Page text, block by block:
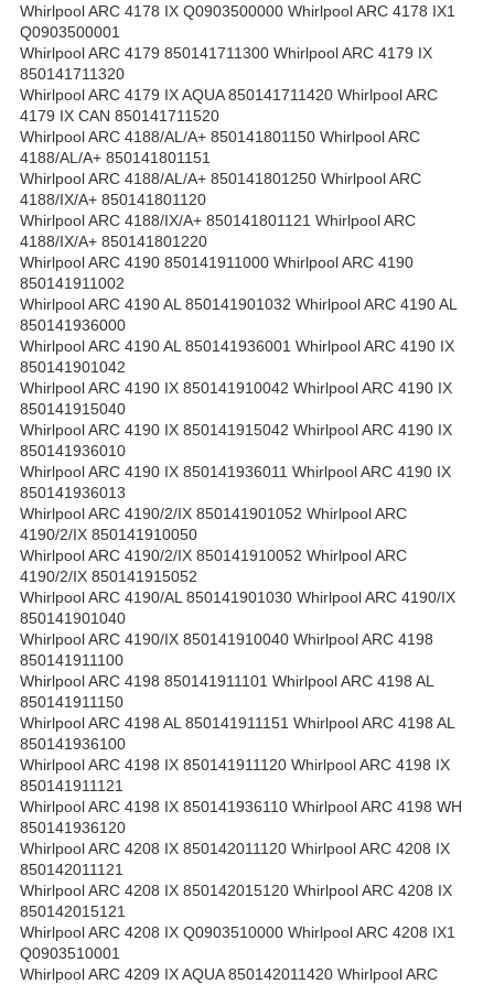
Whirlpool ARC 4178 IX Q0903500000 Whirlpool ARC 4178 IX1
Q0903500001
Whirlpool ARC 4179 850141711300 Whirlpool ARC 4179 IX
850141711320
Whirlpool ARC 4179 IX AQUA 850141711420 Whirlpool ARC
4179 IX CAN 850141711520
Whirlpool ARC 4188/AL/A+ 850141801150 Whirlpool ARC
4188/AL/A+ 850141801151
Whirlpool ARC 4188/AL/A+ 850141801250 Whirlpool ARC
4188/IX/A+ 850141801120
Whirlpool ARC 4188/IX/A+ 850141801121 Whirlpool ARC
4188/IX/A+ 850141801220
Whirlpool ARC 4190 850141911000 Whirlpool ARC 4190
850141911002
Whirlpool ARC 4190 AL 850141901032 Whirlpool ARC 4190 AL
850141936000
Whirlpool ARC 4190 AL 850141936001 Whirlpool ARC 4190 IX
850141901042
Whirlpool ARC 4190 IX 850141910042 Whirlpool ARC 4190 IX
850141915040
Whirlpool ARC 4190 IX 850141915042 Whirlpool ARC 4190 IX
850141936010
Whirlpool ARC 4190 IX 850141936011 Whirlpool ARC 4190 IX
850141936013
Whirlpool ARC 4190/2/IX 850141901052 Whirlpool ARC
4190/2/IX 850141910050
Whirlpool ARC 4190/2/IX 850141910052 Whirlpool ARC
4190/2/IX 850141915052
Whirlpool ARC 4190/AL 850141901030 Whirlpool ARC 4190/IX
850141901040
Whirlpool ARC 4190/IX 850141910040 Whirlpool ARC 4198
850141911100
Whirlpool ARC 4198 850141911101 Whirlpool ARC 4198 AL
850141911150
Whirlpool ARC 4198 AL 850141911151 Whirlpool ARC 4198 AL
850141936100
Whirlpool ARC 4198 IX 850141911120 Whirlpool ARC 4198 IX
850141911121
Whirlpool ARC 4198 IX 850141936110 Whirlpool ARC 4198 WH
850141936120
Whirlpool ARC 4208 IX 850142011120 Whirlpool ARC 4208 IX
850142011121
Whirlpool ARC 4208 IX 850142015120 Whirlpool ARC 4208 IX
850142015121
Whirlpool ARC 4208 IX Q0903510000 Whirlpool ARC 4208 IX1
Q0903510001
Whirlpool ARC 4209 IX AQUA 850142011420 Whirlpool ARC